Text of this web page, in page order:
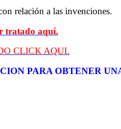
relación a las invenciones.
tratado aquí.
CLICK AQUI.
PARA OBTENER